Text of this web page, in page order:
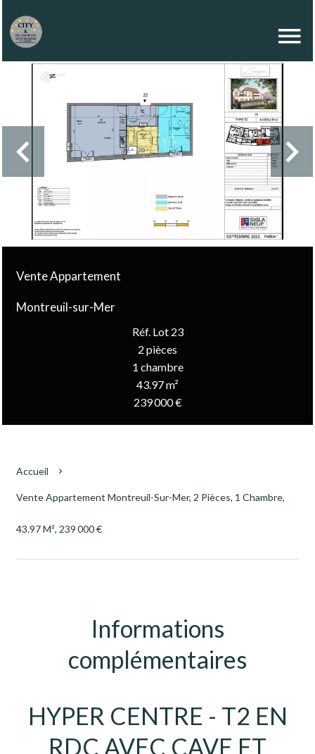
Vente Appartement
Montreuil-sur-Mer
Réf. Lot 23
2 pièces
1 chambre
43.97 m²
239 000 €
Accueil
Vente Appartement Montreuil-Sur-Mer, 2 Pièces, 1 Chambre,
43.97 M², 239 000 €
Informations
complémentaires
HYPER CENTRE - T2 EN
RDC AVEC CAVE ET